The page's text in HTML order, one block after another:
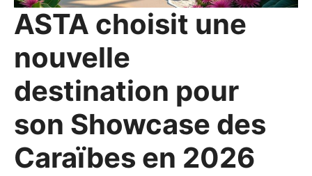
ASTA choisit une
nouvelle
destination pour
son Showcase des
Caraïbes en 2026